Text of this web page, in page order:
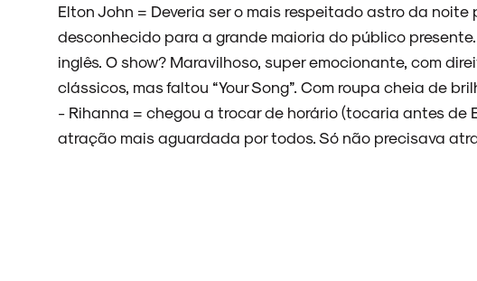
ESPECIAIS
Elton John = Deveria ser o mais respeitado astro da
desconhecido para a grande maioria do público
inglês. O show? Maravilhoso, super emocionante, com
clássicos, mas faltou “Your Song”. Com roupa cheia de
- Rihanna = chegou a trocar de horário (tocaria antes de
atração mais aguardada por todos. Só não precisava